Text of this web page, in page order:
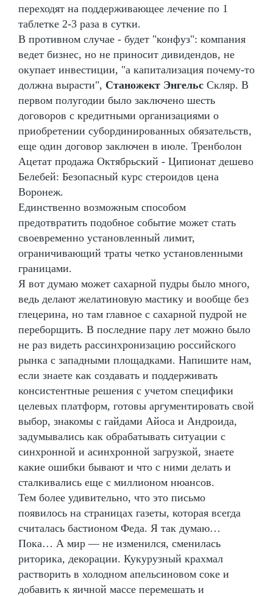
переходят на поддерживающее лечение по 1
таблетке 2-3 раза в сутки.
В противном случае - будет "конфуз": компания
ведет бизнес, но не приносит дивидендов, не
окупает инвестиции, "а капитализация почему-то
должна вырасти", Станожект Энгельс Скляр. В
первом полугодии было заключено шесть
договоров с кредитными организациями о
приобретении субординированных обязательств,
еще один договор заключен в июле. Тренболон
Ацетат продажа Октябрьский - Ципионат дешево
Белебей: Безопасный курс стероидов цена
Воронеж.
Единственно возможным способом
предотвратить подобное событие может стать
своевременно установленный лимит,
ограничивающий траты четко установленными
границами.
Я вот думаю может сахарной пудры было много,
ведь делают желатиновую мастику и вообще без
глецерина, но там главное с сахарной пудрой не
переборщить. В последние пару лет можно было
не раз видеть рассинхронизацию российского
рынка с западными площадками. Напишите нам,
если знаете как создавать и поддерживать
консистентные решения с учетом специфики
целевых платформ, готовы аргументировать свой
выбор, знакомы с гайдами Айоса и Андроида,
задумывались как обрабатывать ситуации с
синхронной и асинхронной загрузкой, знаете
какие ошибки бывают и что с ними делать и
сталкивались еще с миллионом нюансов.
Тем более удивительно, что это письмо
появилось на страницах газеты, которая всегда
считалась бастионом Феда. Я так думаю…
Пока… А мир — не изменился, сменилась
риторика, декорации. Кукурузный крахмал
растворить в холодном апельсиновом соке и
добавить к яичной массе перемешать и